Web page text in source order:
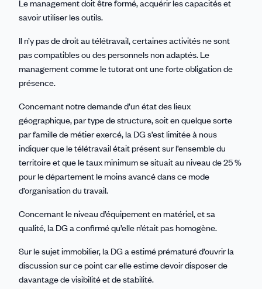
Le management doit être formé, acquérir les capacités et
savoir utiliser les outils.
Il n’y pas de droit au télétravail, certaines activités ne sont
pas compatibles ou des personnels non adaptés. Le
management comme le tutorat ont une forte obligation de
présence.
Concernant notre demande d’un état des lieux
géographique, par type de structure, soit en quelque sorte
par famille de métier exercé, la DG s’est limitée à nous
indiquer que le télétravail était présent sur l’ensemble du
territoire et que le taux minimum se situait au niveau de 25 %
pour le département le moins avancé dans ce mode
d’organisation du travail.
Concernant le niveau d’équipement en matériel, et sa
qualité, la DG a confirmé qu’elle n’était pas homogène.
Sur le sujet immobilier, la DG a estimé prématuré d’ouvrir la
discussion sur ce point car elle estime devoir disposer de
davantage de visibilité et de stabilité.